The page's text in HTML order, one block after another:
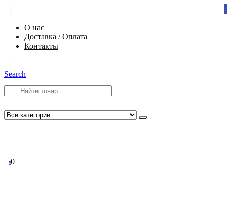
О нас
Доставка / Оплата
Контакты
Search
00